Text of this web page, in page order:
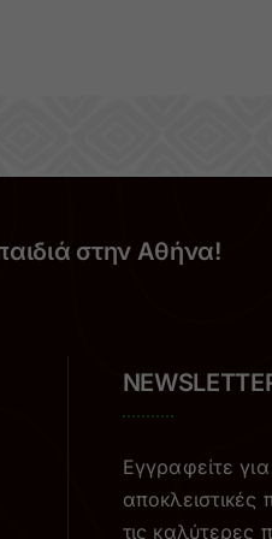
στην Αθήνα!
Εγγραφείτε για
τις